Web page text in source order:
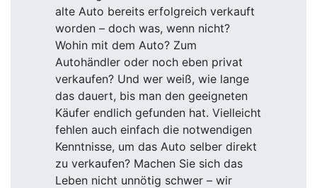
alte Auto bereits erfolgreich verkauft
worden – doch was, wenn nicht?
Wohin mit dem Auto? Zum
Autohändler oder noch eben privat
verkaufen? Und wer weiß, wie lange
das dauert, bis man den geeigneten
Käufer endlich gefunden hat. Vielleicht
fehlen auch einfach die notwendigen
Kenntnisse, um das Auto selber direkt
zu verkaufen? Machen Sie sich das
Leben nicht unnötig schwer – wir